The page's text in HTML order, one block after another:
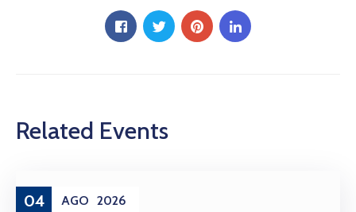
Related Events
04 AGO 2026